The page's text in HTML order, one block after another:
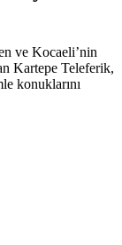
ve Kocaeli’nin
Kartepe Teleferik,
konuklarını